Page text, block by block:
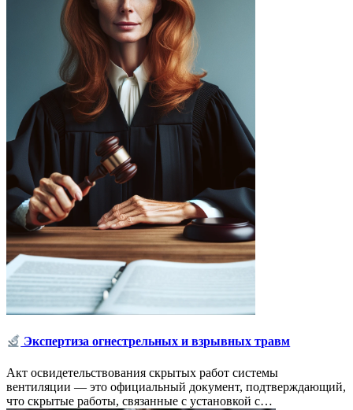
Экспертиза огнестрельных и взрывных травм
Акт освидетельствования скрытых работ системы
вентиляции — это официальный документ, подтверждающий,
что скрытые работы, связанные с установкой с…